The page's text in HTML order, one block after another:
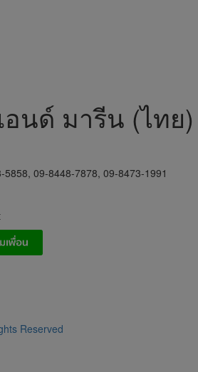
นด์ มารีน (ไทย)
09-8448-7878, 09-8473-1991
Reserved